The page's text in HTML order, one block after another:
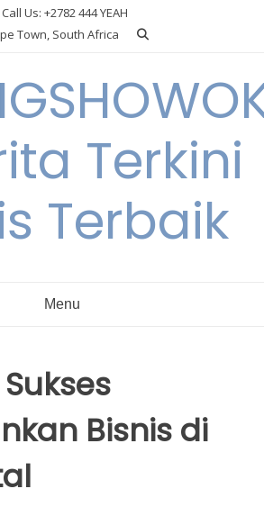
Call Us: +2782 444 YEAH
Town, South Africa
Terkini
Terbaik
Menu
Bisnis di